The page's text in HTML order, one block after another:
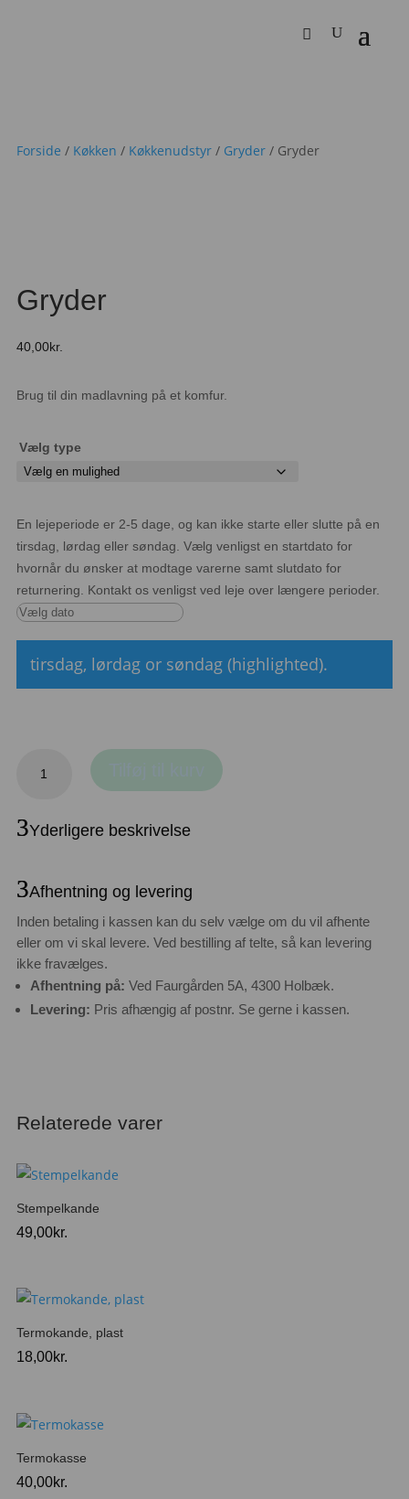
Forside / Køkken / Køkkenudstyr / Gryder / Gryder
Gryder
40,00kr.
Brug til din madlavning på et komfur.
Vælg type
En lejeperiode er 2-5 dage, og kan ikke starte eller slutte på en
tirsdag, lørdag eller søndag. Vælg venligst en startdato for
hvornår du ønsker at modtage varerne samt slutdato for
returnering. Kontakt os venligst ved leje over længere perioder.
tirsdag, lørdag or søndag (highlighted).
antal
Yderligere beskrivelse
Afhentning og levering
Inden betaling i kassen kan du selv vælge om du vil afhente
eller om vi skal levere. Ved bestilling af telte, så kan levering
ikke fravælges.
Afhentning på:Ved Faurgården 5A, 4300 Holbæk.
Levering: Pris afhængig af postnr. Se gerne i kassen.
Relaterede varer
Stempelkande
49,00kr.
Termokande, plast
18,00kr.
Termokasse
40,00kr.